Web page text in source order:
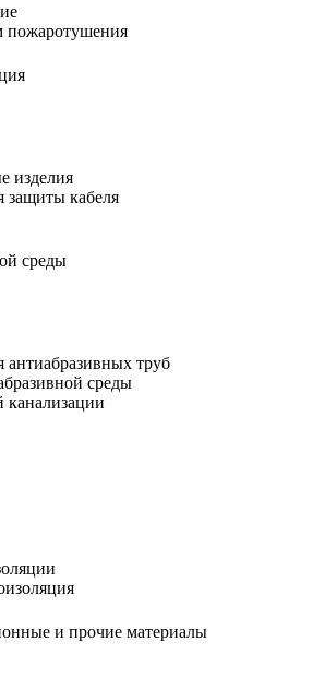
пожаротушения
изделия
кабеля
среды
труб
среды
канализации
и прочие материалы